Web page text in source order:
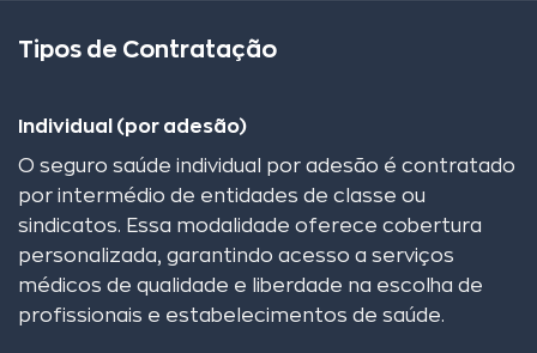
Tipos de Contratação
Individual (por adesão)
O seguro saúde individual por adesão é contratado
por intermédio de entidades de classe ou
sindicatos. Essa modalidade oferece cobertura
personalizada, garantindo acesso a serviços
médicos de qualidade e liberdade na escolha de
profissionais e estabelecimentos de saúde.